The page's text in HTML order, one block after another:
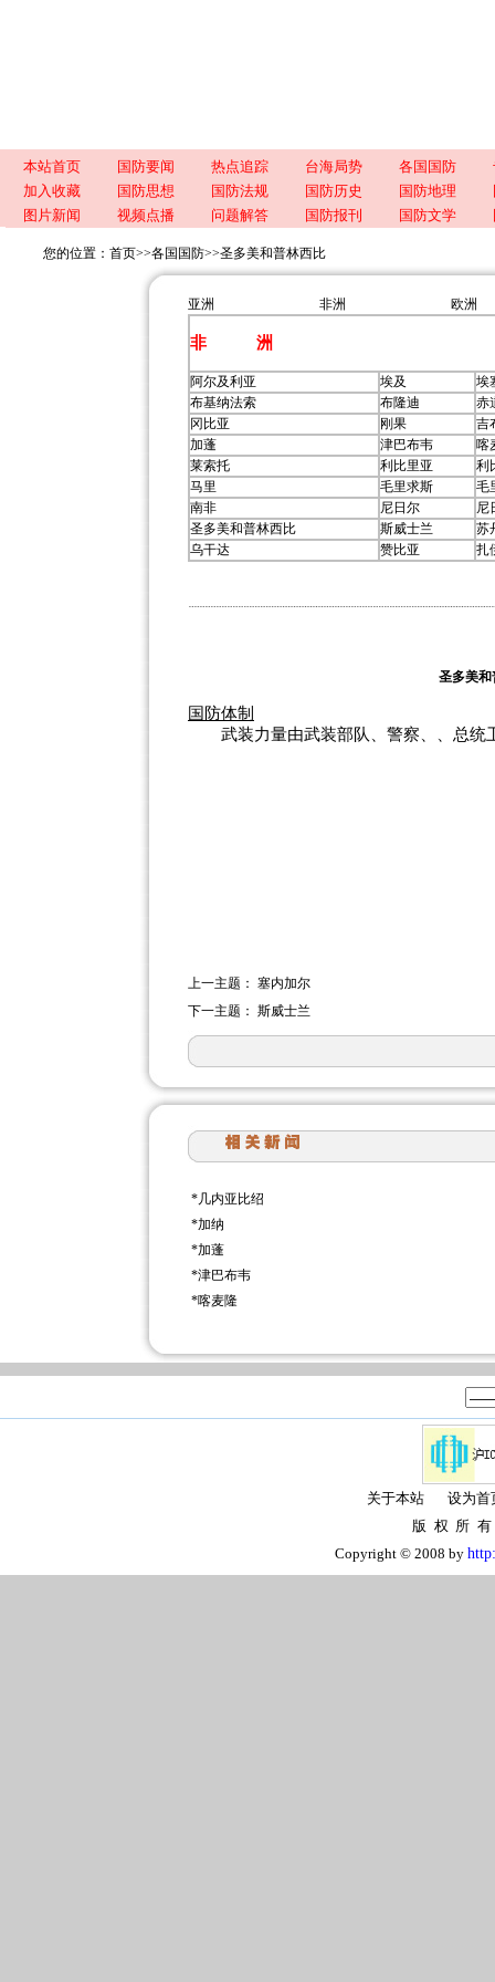
本站首页 国防要闻 热点追踪 台海局势 各国国防
加入收藏
国防思想 国防法规 国防历史 国防地理
图片新闻
视频点播 问题解答 国防报刊 国防文学
您的位置： 首页>>各国国防>>圣多美和普林西比
亚洲 非洲 欧洲
非 洲
阿尔及利亚 埃及
埃
布基纳法索
布隆迪
赤
冈比亚
刚果
吉
加蓬
津巴布韦
喀
莱索托
利比里亚
利
马里
毛里求斯
毛
南非
尼日尔
尼
圣多美和普林西比
斯威士兰
苏
乌干达
赞比亚 扎
圣多美
国防体制
武装力量由武装部队、警察、、总统
上一主题： 塞内加尔
下一主题： 斯威士兰
*几内亚比绍
*加纳
*加蓬
*津巴布韦
*喀麦隆